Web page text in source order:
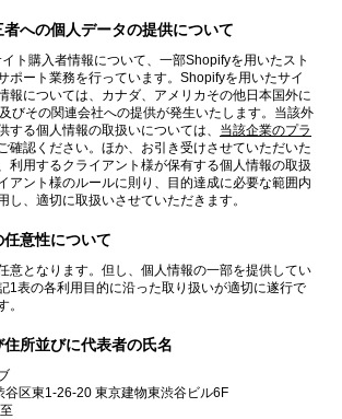
への個人データの提供について
ト購入者情報について、一部Shopifyを用いたスト
ポート業務を行っています。Shopifyを用いたサイ
報については、カナダ、アメリカその他日本国外に
びその関連会社への提供が発生いたします。当該外
する個人情報の取扱いについては、 当該企業のプラ
確認ください。ほか、お引き受けさせていただいた
利用するクライアント様が保有する個人情報の取扱
アント様のルールに則り、目的達成に必要な範囲内
し、適切に取扱いさせていただきます。
意性について
意となります。但し、個人情報の一部を提供してい
1表の各利用目的に沿った取り扱いが適切に遂行で
。
所並びに代表者の氏名
区東1-26-20 東京建物東渋谷ビル6F